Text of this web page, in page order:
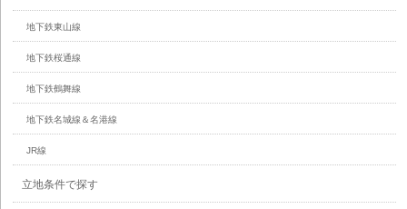
地下鉄東山線
地下鉄桜通線
地下鉄鶴舞線
地下鉄名城線＆名港線
JR線
立地条件で探す